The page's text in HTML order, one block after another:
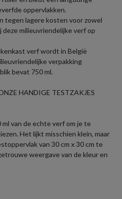
oppervlakken.
tegen lagere kosten voor zowel
deze milieuvriendelijke verf op
verf wordt in België
verpakking
bevat 750 ml.
HANDIGE TESTZAKJES
van de echte verf om je te
Het lijkt misschien klein, maar
van 30 cm x 30 cm te
weergave van de kleur en